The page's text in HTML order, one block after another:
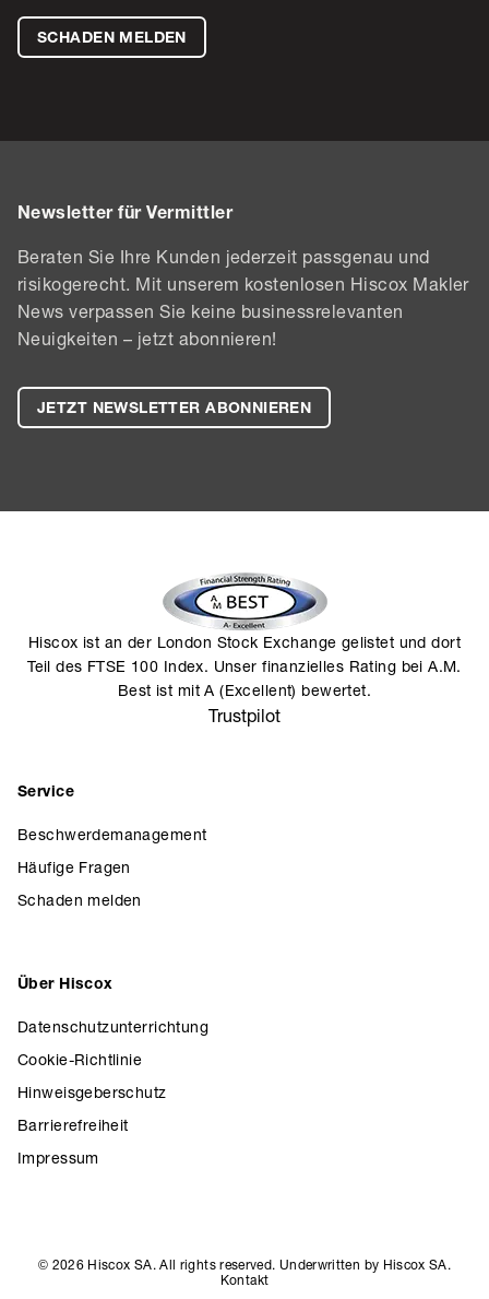
SCHADEN MELDEN
Newsletter für Vermittler
Beraten Sie Ihre Kunden jederzeit passgenau und
risikogerecht. Mit unserem kostenlosen Hiscox Makler
News verpassen Sie keine businessrelevanten
Neuigkeiten – jetzt abonnieren!
JETZT NEWSLETTER ABONNIEREN
Hiscox ist an der London Stock Exchange gelistet und dort
Teil des FTSE 100 Index. Unser finanzielles Rating bei A.M.
Best ist mit A (Excellent) bewertet.
Trustpilot
Service
Beschwerdemanagement
Häufige Fragen
Schaden melden
Über Hiscox
Datenschutzunterrichtung
Cookie-Richtlinie
Hinweisgeberschutz
Barrierefreiheit
Impressum
© 2026 Hiscox SA. All rights reserved. Underwritten by Hiscox SA.
Kontakt